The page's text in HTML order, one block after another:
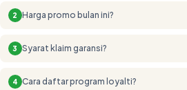
2 Harga promo bulan ini?
3 Syarat klaim garansi?
4 Cara daftar program loyalti?